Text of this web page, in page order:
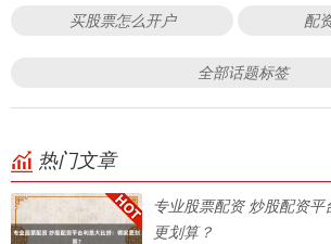
买股票怎么开户 配
全部话题标签
热门文章
专业股票配资 炒股配资
更划算？